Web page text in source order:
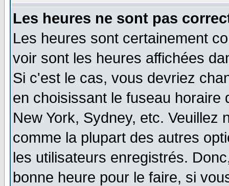
Les heures ne sont pas
Les heures sont certainement
voir sont les heures affichées
Si c'est le cas, vous devriez
en choisissant le fuseau
New York, Sydney, etc. Veuillez
comme la plupart des autres
les utilisateurs enregistrés.
bonne heure pour le faire, si